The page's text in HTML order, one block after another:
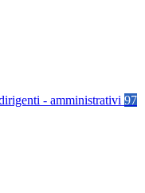
- amministrativi 97